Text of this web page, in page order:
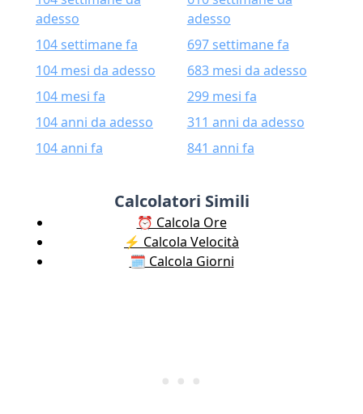
adesso
104 settimane fa
104 mesi da adesso
104 mesi fa
104 anni da adesso
104 anni fa
adesso
697 settimane fa
683 mesi da adesso
299 mesi fa
311 anni da adesso
841 anni fa
Calcolatori Simili
⏰ Calcola Ore
⚡️ Calcola Velocità
🗓️ Calcola Giorni